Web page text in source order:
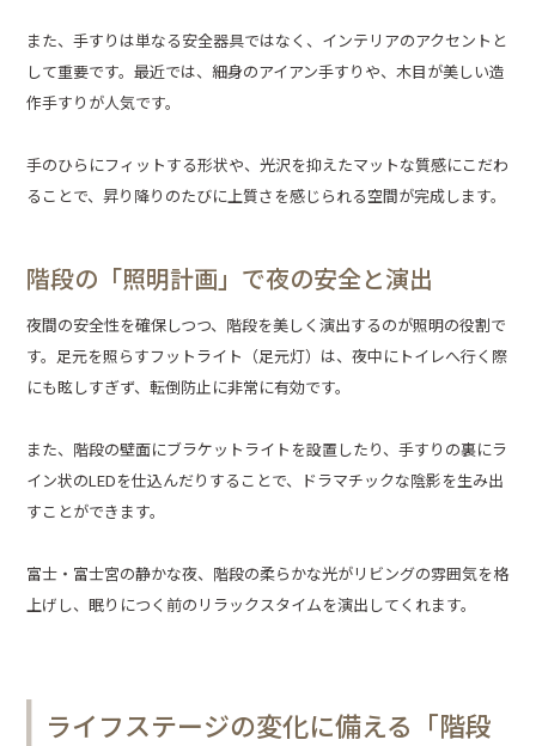
また、手すりは単なる安全器具ではなく、インテリアのアクセントと
して重要です。最近では、細身のアイアン手すりや、木目が美しい造
作手すりが人気です。
手のひらにフィットする形状や、光沢を抑えたマットな質感にこだわ
ることで、昇り降りのたびに上質さを感じられる空間が完成します。
階段の「照明計画」で夜の安全と演出
夜間の安全性を確保しつつ、階段を美しく演出するのが照明の役割で
す。足元を照らすフットライト（足元灯）は、夜中にトイレへ行く際
にも眩しすぎず、転倒防止に非常に有効です。
また、階段の壁面にブラケットライトを設置したり、手すりの裏にラ
イン状のLEDを仕込んだりすることで、ドラマチックな陰影を生み出
すことができます。
富士・富士宮の静かな夜、階段の柔らかな光がリビングの雰囲気を格
上げし、眠りにつく前のリラックスタイムを演出してくれます。
ライフステージの変化に備える「階段